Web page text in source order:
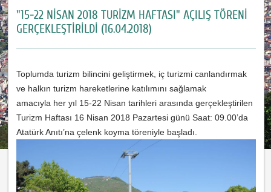
"15-22 NİSAN 2018 TURİZM HAFTASI" AÇILIŞ TÖRENİ
GERÇEKLEŞTİRİLDİ (16.04.2018)
Toplumda turizm bilincini geliştirmek, iç turizmi canlandırmak
ve halkın turizm hareketlerine katılımını sağlamak
amacıyla her yıl 15-22 Nisan tarihleri arasında gerçekleştirilen
Turizm Haftası 16 Nisan 2018 Pazartesi günü Saat: 09.00’da
Atatürk Anıtı’na çelenk koyma töreniyle başladı.